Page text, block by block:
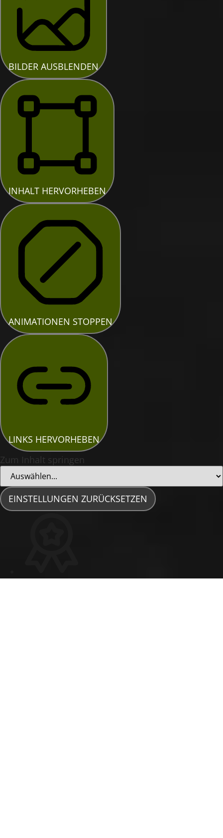
BILDER AUSBLENDEN
INHALT HERVORHEBEN
ANIMATIONEN STOPPEN
LINKS HERVORHEBEN
Zum Inhalt springen
EINSTELLUNGEN ZURÜCKSETZEN